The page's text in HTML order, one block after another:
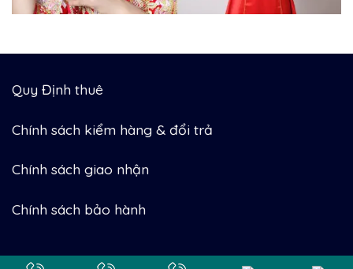
Quy Định thuê
Chính sách kiểm hàng & đổi trả
Chính sách giao nhận
Chính sách bảo hành